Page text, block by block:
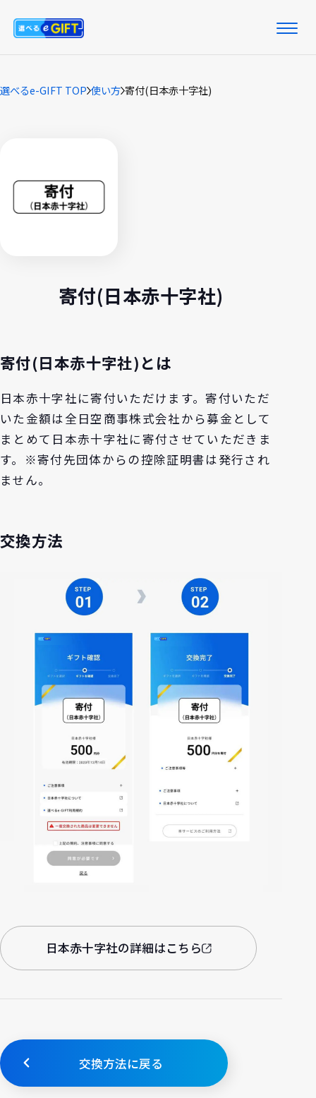
選べるe-GIFT TOP 使い方 寄付(日本赤十字社)
寄付(日本赤十字社)
寄付(日本赤十字社)とは
日本赤十字社に寄付いただけます。寄付いただ
いた金額は全日空商事株式会社から募金として
まとめて日本赤十字社に寄付させていただきま
す。※寄付先団体からの控除証明書は発行され
ません。
交換方法
日本赤十字社の詳細はこちら
交換方法に戻る